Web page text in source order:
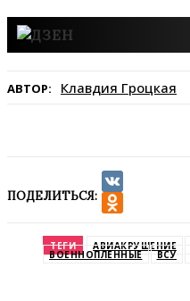
АВТОР: Клавдия Гроцкая
ПОДЕЛИТЬСЯ:
VK
ТЕГИ АВИАКРУШЕНИЕ
ВОЕННОПЛЕННЫЕ ВСУ